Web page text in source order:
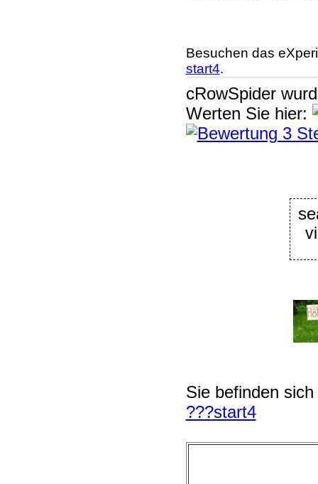
Besuchen das
start4.
cRowSpider
Werten Sie hier:
Sie befinden
???start4